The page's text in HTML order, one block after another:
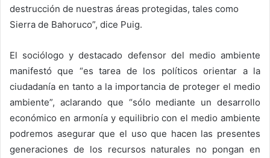
destrucción de nuestras áreas protegidas, tales como
Sierra de Bahoruco”, dice Puig.
El sociólogo y destacado defensor del medio ambiente
manifestó que “es tarea de los políticos orientar a la
ciudadanía en tanto a la importancia de proteger el medio
ambiente”, aclarando que “sólo mediante un desarrollo
económico en armonía y equilibrio con el medio ambiente
podremos asegurar que el uso que hacen las presentes
generaciones de los recursos naturales no pongan en